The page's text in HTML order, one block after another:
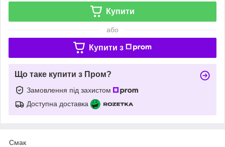
Купити
або
Купити з
Що таке купити з Пром?
Замовлення під захистом
Доступна доставка
Смак